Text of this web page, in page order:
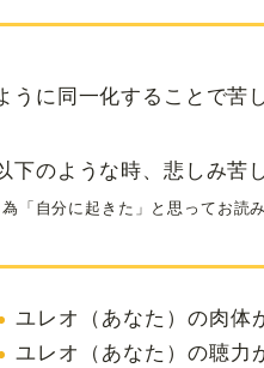
うに同一化することで苦
下のような時、悲しみ苦
為「自分に起きた」と思ってお読
ユレオ（あなた）の肉体
ユレオ（あなた）の聴力